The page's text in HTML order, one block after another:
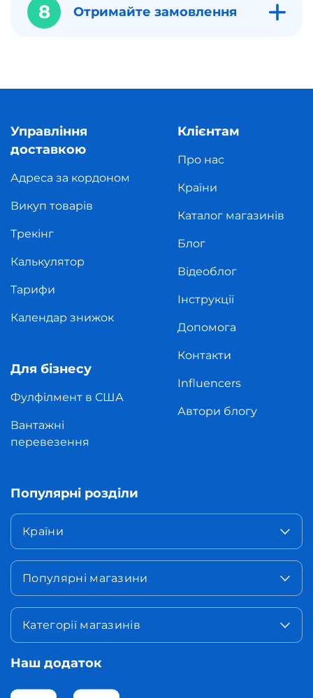
8 Отримайте замовлення
Управління
доставкою
Адреса за кордоном
Викуп товарів
Трекінг
Калькулятор
Тарифи
Календар знижок
Для бізнесу
Фулфілмент в США
Вантажні
перевезення
Клієнтам
Про нас
Країни
Каталог магазинів
Блог
Відеоблог
Інструкції
Допомога
Контакти
Influencers
Автори блогу
Популярні розділи
Країни
Популярні магазини
Категорії магазинів
Наш додаток